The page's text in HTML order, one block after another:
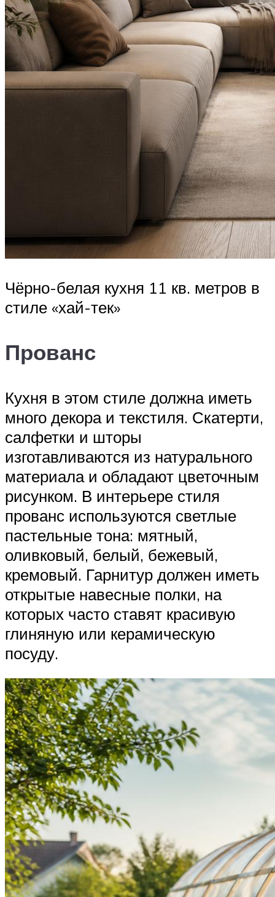
Чёрно-белая кухня 11 кв. метров в
стиле «хай-тек»
Прованс
Кухня в этом стиле должна иметь
много декора и текстиля. Скатерти,
салфетки и шторы
изготавливаются из натурального
материала и обладают цветочным
рисунком. В интерьере стиля
прованс используются светлые
пастельные тона: мятный,
оливковый, белый, бежевый,
кремовый. Гарнитур должен иметь
открытые навесные полки, на
которых часто ставят красивую
глиняную или керамическую
посуду.